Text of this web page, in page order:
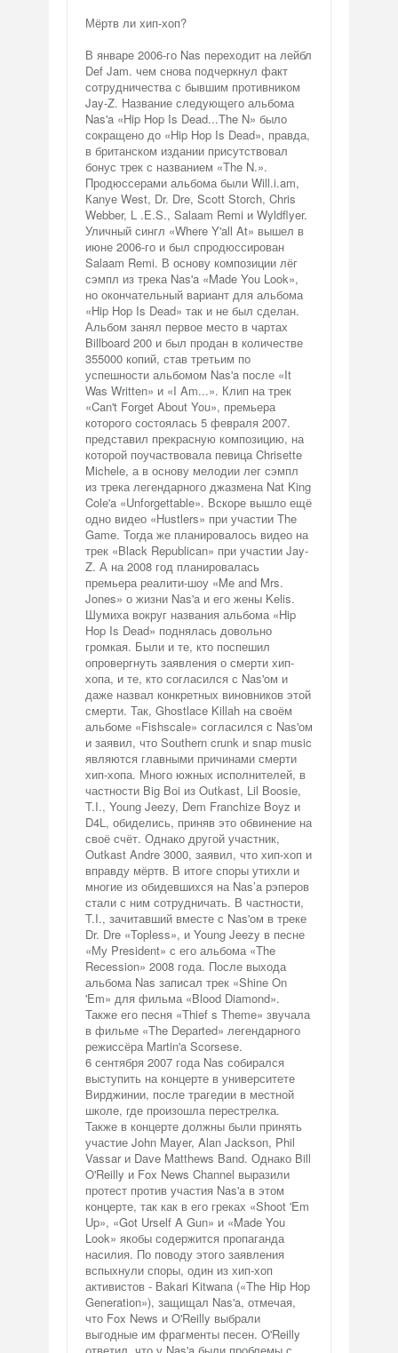
Мёртв ли хип-хоп?
В январе 2006-го Nas переходит на лейбл
Def Jam. чем снова подчеркнул факт
сотрудничества с бывшим противником
Jay-Z. Название следующего альбома
Nas'a «Hip Hop Is Dead...The N» было
сокращено до «Hip Hop Is Dead», правда,
в британском издании присутствовал
бонус трек с названием «The N.».
Продюссерами альбома были Will.i.am,
Каnуе West, Dr. Dre, Scott Storch, Chris
Webber, L .E.S., Salaam Remi и Wyldflyer.
Уличный сингл «Where Y'all At» вышел в
июне 2006-го и был спродюссирован
Salaam Remi. В основу композиции лёг
сэмпл из трека Nas'a «Made You Look»,
но окончательный вариант для альбома
«Hip Hop Is Dead» так и не был сделан.
Альбом занял первое место в чартах
Billboard 200 и был продан в количестве
355000 копий, став третьим по
успешности альбомом Nas'a после «It
Was Written» и «I Am...». Клип на трек
«Can't Forget About You», премьера
которого состоялась 5 февраля 2007.
представил прекрасную композицию, на
которой поучаствовала певица Chrisette
Michele, а в основу мелодии лег сэмпл
из трека легендарного джазмена Nat King
Cole'a «Unforgettable». Вскоре вышло ещё
одно видео «Hustlers» при участии The
Game. Тогда же планировалось видео на
трек «Black Republican» при участии Jay-
Z. А на 2008 год планировалась
премьера реалити-шоу «Me and Mrs.
Jones» о жизни Nas'a и его жены Kelis.
Шумиха вокруг названия альбома «Hip
Hop Is Dead» поднялась довольно
громкая. Были и те, кто поспешил
опровергнуть заявления о смерти хип-
хопа, и те, кто согласился с Nas'oм и
даже назвал конкретных виновников этой
смерти. Так, Ghostlace Killah на своём
альбоме «Fishscale» согласился с Nas'ом
и заявил, что Southern crunk и snap music
являются главными причинами смерти
хип-хопа. Много южных исполнителей, в
частности Big Boi из Outkast, Lil Boosie,
T.I., Young Jeezy, Dem Franchize Boyz и
D4L, обиделись, приняв это обвинение на
своё счёт. Однако другой участник,
Outkast Andre 3000, заявил, что хип-хоп и
вправду мёртв. В итоге споры утихли и
многие из обидевшихся на Nas’a рэперов
стали с ним сотрудничать. В частности,
T.I., зачитавший вместе с Nas'oм в треке
Dr. Dre «Topless», и Young Jeezy в песне
«Му President» с его альбома «The
Recession» 2008 года. После выхода
альбома Nas записал трек «Shine On
'Em» для фильма «Blood Diamond».
Также его песня «Thief s Theme» звучала
в фильме «The Departed» легендарного
режиссёра Martin'a Scorsese.
6 сентября 2007 года Nas собирался
выступить на концерте в университете
Вирджинии, после трагедии в местной
школе, где произошла перестрелка.
Также в концерте должны были принять
участие John Mayer, Alan Jackson, Phil
Vassar и Dave Matthews Band. Однако Bill
O'Reilly и Fox News Channel выразили
протест против участия Nas'a в этом
концерте, так как в его греках «Shoot 'Em
Up», «Got Urself A Gun» и «Made You
Look» якобы содержится пропаганда
насилия. По поводу этого заявления
вспыхнули споры, один из хип-хоп
активистов - Bakari Kitwana («The Hip Hop
Generation»), защищал Nas'a, отмечая,
что Fox News и O'Reilly выбрали
выгодные им фрагменты песен. O'Reilly